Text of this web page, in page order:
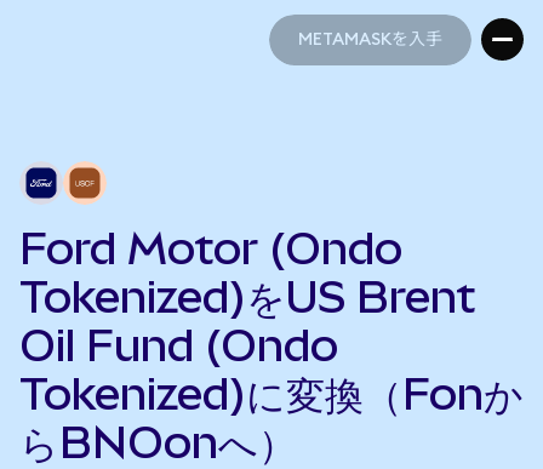
METAMASKを入手
Ford Motor (Ondo
Tokenized)をUS Brent
Oil Fund (Ondo
Tokenized)に変換（Fonか
らBNOonへ）